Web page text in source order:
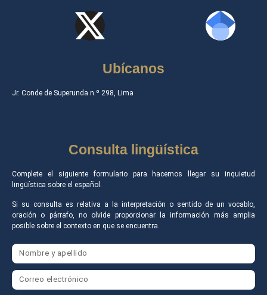
Ubícanos
Jr. Conde de Superunda n.º 298, Lima
Consulta lingüística
Complete el siguiente formulario para hacernos llegar su inquietud
lingüística sobre el español.
Si su consulta es relativa a la interpretación o sentido de un vocablo,
oración o párrafo, no olvide proporcionar la información más amplia
posible sobre el contexto en que se encuentra.